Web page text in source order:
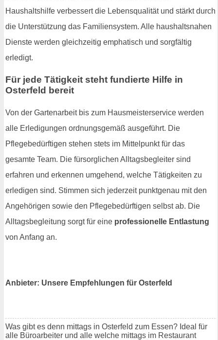
Haushaltshilfe verbessert die Lebensqualität und stärkt durch
die Unterstützung das Familiensystem. Alle haushaltsnahen
Dienste werden gleichzeitig emphatisch und sorgfältig
erledigt.
Für jede Tätigkeit steht fundierte Hilfe in
Osterfeld bereit
Von der Gartenarbeit bis zum Hausmeisterservice werden
alle Erledigungen ordnungsgemäß ausgeführt. Die
Pflegebedürftigen stehen stets im Mittelpunkt für das
gesamte Team. Die fürsorglichen Alltagsbegleiter sind
erfahren und erkennen umgehend, welche Tätigkeiten zu
erledigen sind. Stimmen sich jederzeit punktgenau mit den
Angehörigen sowie den Pflegebedürftigen selbst ab. Die
Alltagsbegleitung sorgt für eine professionelle Entlastung
von Anfang an.
Anbieter: Unsere Empfehlungen für Osterfeld
Was gibt es denn mittags in Osterfeld zum Essen? Ideal für
alle Büroarbeiter und alle welche mittags im Restaurant